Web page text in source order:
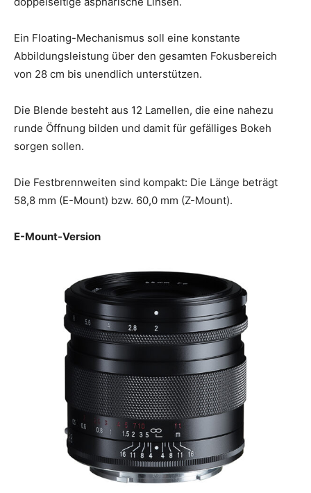
Ein Floating-Mechanismus soll eine konstante
Abbildungsleistung über den gesamten Fokusbereich
von 28 cm bis unendlich unterstützen.
Die Blende besteht aus 12 Lamellen, die eine nahezu
runde Öffnung bilden und damit für gefälliges Bokeh
sorgen sollen.
Die Festbrennweiten sind kompakt: Die Länge beträgt
58,8 mm (E-Mount) bzw. 60,0 mm (Z-Mount).
E-Mount-Version